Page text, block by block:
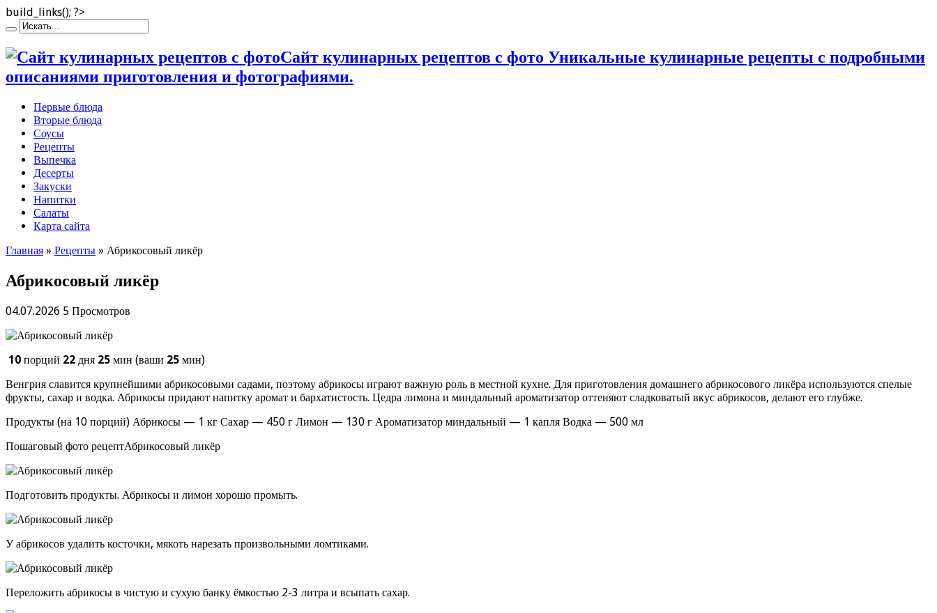
build_links(); ?>
Сайт кулинарных рецептов с фото Уникальные кулинарные рецепты с подробными
описаниями приготовления и фотографиями.
Первые блюда
Вторые блюда
Соусы
Рецепты
Выпечка
Десерты
Закуски
Напитки
Салаты
Карта сайта
Главная » Рецепты » Абрикосовый ликёр
Абрикосовый ликёр
04.07.2026 5 Просмотров
10 порций 22 дня 25 мин (ваши 25 мин)
Венгрия славится крупнейшими абрикосовыми садами, поэтому абрикосы играют важную роль в местной кухне. Для приготовления домашнего абрикосового ликёра используются спелые
фрукты, сахар и водка. Абрикосы придают напитку аромат и бархатистость. Цедра лимона и миндальный ароматизатор оттеняют сладковатый вкус абрикосов, делают его глубже.
Продукты (на 10 порций) Абрикосы — 1 кг Сахар — 450 г Лимон — 130 г Ароматизатор миндальный — 1 капля Водка — 500 мл
Пошаговый фото рецептАбрикосовый ликёр
Подготовить продукты. Абрикосы и лимон хорошо промыть.
У абрикосов удалить косточки, мякоть нарезать произвольными ломтиками.
Переложить абрикосы в чистую и сухую банку ёмкостью 2-3 литра и всыпать сахар.